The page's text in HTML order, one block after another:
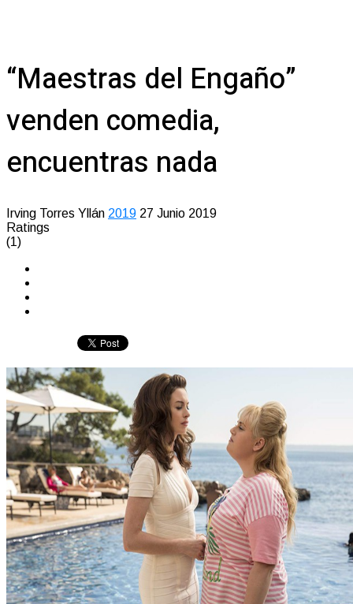
“Maestras del Engaño”
venden comedia,
encuentras nada
Irving Torres Yllán 2019 27 Junio 2019
Ratings
(1)